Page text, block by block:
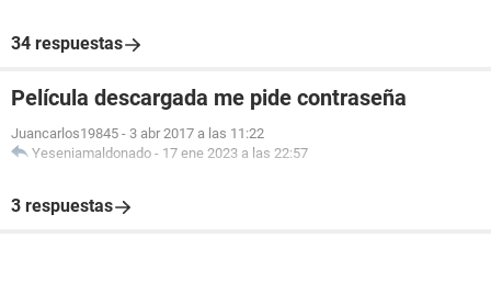
34 respuestas
Película descargada me pide contraseña
Juancarlos19845 - 3 abr 2017 a las 11:22
Yeseniamaldonado - 17 ene 2023 a las 22:57
3 respuestas